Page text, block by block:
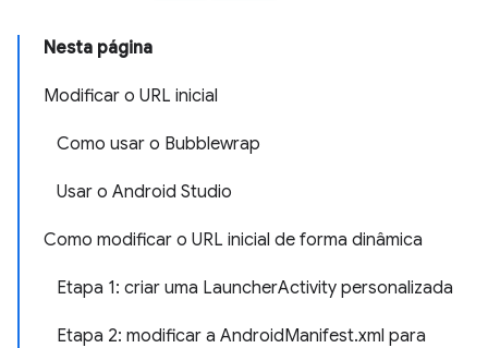
Nesta página
Modificar o URL inicial
Como usar o Bubblewrap
Usar o Android Studio
Como modificar o URL inicial de forma dinâmica
Etapa 1: criar uma LauncherActivity personalizada
Etapa 2: modificar a AndroidManifest.xml para